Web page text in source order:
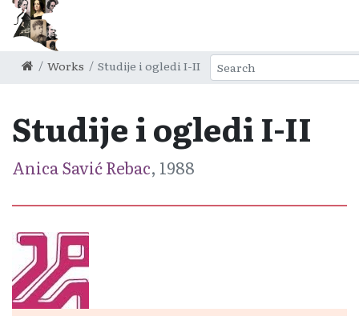
Works Studije i ogledi I-II
Studije i ogledi I-II
Anica Savić Rebac, 1988